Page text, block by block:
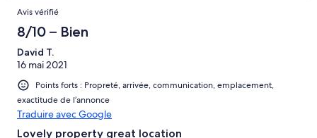
Avis vérifié
8/10 – Bien
David T.
16 mai 2021
Points forts : Propreté, arrivée, communication, emplacement,
exactitude de l’annonce
Traduire avec Google
Lovely property great location